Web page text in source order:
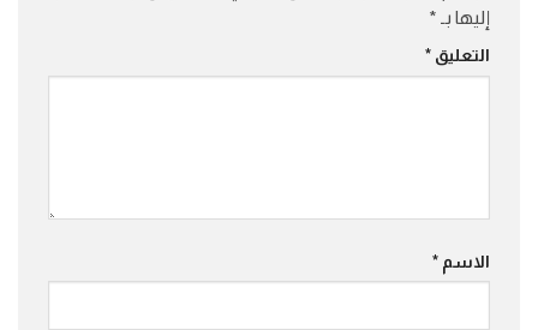
إليها بـ *
التعليق *
الاسم *